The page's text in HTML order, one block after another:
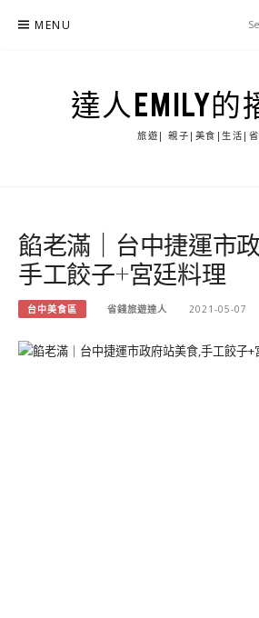
MENU
達人EMILY的
旅遊| 親子|美食|生活|省
餡老滿｜台中捷運市
手工餃子+宮廷料理
台中美食區 省錢旅遊達人 2021-05-07